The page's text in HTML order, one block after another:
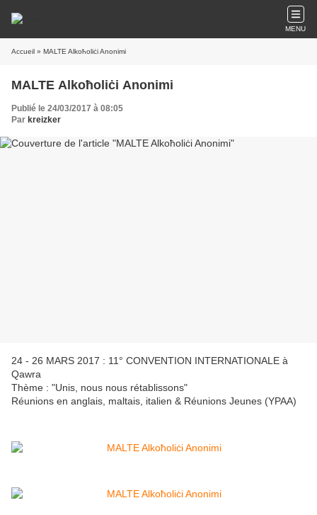
MENU
Accueil » MALTE Alkoħoliċi Anonimi
MALTE Alkoħoliċi Anonimi
Publié le 24/03/2017 à 08:05
Par kreizker
24 - 26 MARS 2017 : 11° CONVENTION INTERNATIONALE à
Qawra
Thème : "Unis, nous nous rétablissons"
Réunions en anglais, maltais, italien & Réunions Jeunes (YPAA)